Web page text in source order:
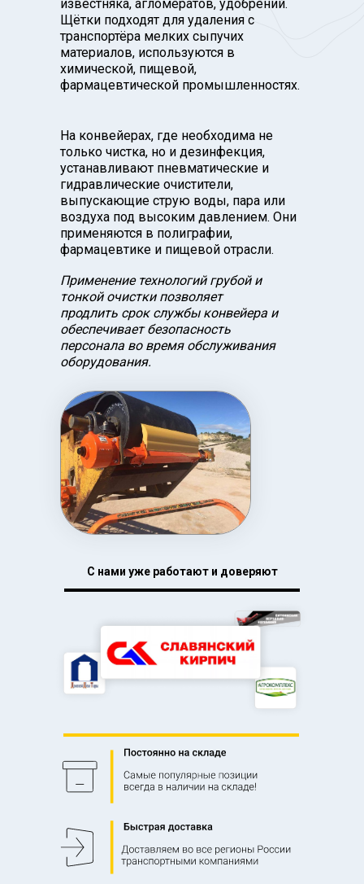
известняка, агломератов, удобрений.
Щётки подходят для удаления с
транспортёра мелких сыпучих
материалов, используются в
химической, пищевой,
фармацевтической промышленностях.
На конвейерах, где необходима не
только чистка, но и дезинфекция,
устанавливают пневматические и
гидравлические очистители,
выпускающие струю воды, пара или
воздуха под высоким давлением. Они
применяются в полиграфии,
фармацевтике и пищевой отрасли.
Применение технологий грубой и
тонкой очистки позволяет
продлить срок службы конвейера и
обеспечивает безопасность
персонала во время обслуживания
оборудования.
С нами уже работают и доверяют